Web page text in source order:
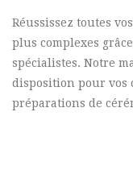
Réussissez toutes
plus complexes
spécialistes. Notre
disposition pour vos
préparations de